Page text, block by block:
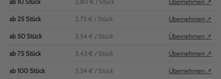
ab 25 Stück 3,75 € / Stück Übernehmen ↗
ab 50 Stück 3,54 € / Stück Übernehmen ↗
ab75 Stück 3,43 € / Stück Übernehmen ↗
ab100 Stück 3,34 € / Stück Übernehmen ↗